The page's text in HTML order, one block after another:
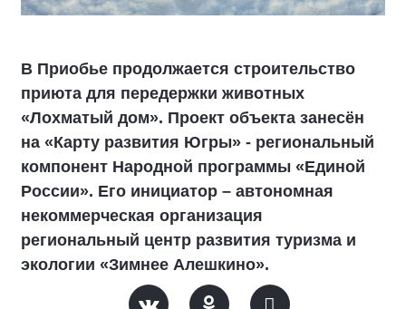
В Приобье продолжается строительство
приюта для передержки животных
«Лохматый дом». Проект объекта занесён
на «Карту развития Югры» - региональный
компонент Народной программы «Единой
России». Его инициатор – автономная
некоммерческая организация
региональный центр развития туризма и
экологии «Зимнее Алешкино».